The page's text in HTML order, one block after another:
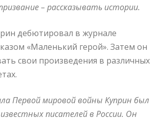
– рассказывать истории.
дебютировал в журнале
«Маленький герой». Затем он
свои произведения в различных
Первой мировой войны Куприн был
писателей в России. Он